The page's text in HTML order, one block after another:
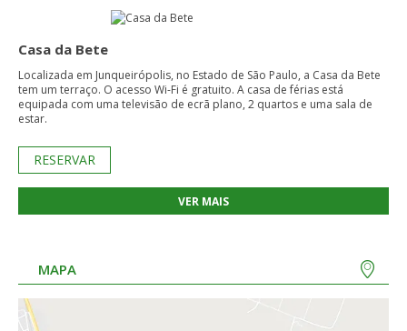
Casa da Bete
Localizada em Junqueirópolis, no Estado de São Paulo, a Casa da Bete
tem um terraço. O acesso Wi-Fi é gratuito. A casa de férias está
equipada com uma televisão de ecrã plano, 2 quartos e uma sala de
estar.
RESERVAR
VER MAIS
MAPA